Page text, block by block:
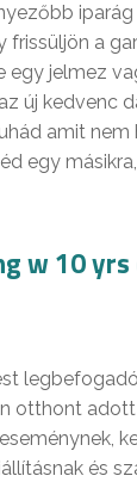
frissüljön a
egy jelmez
új kedvenc
amit nem
egy
w 10
otthont
és